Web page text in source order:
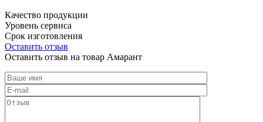
Качество продукции
Уровень сервиса
Срок изготовления
Оставить отзыв
Оставить отзыв на товар Амарант